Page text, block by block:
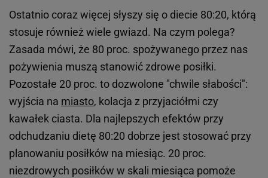
Ostatnio coraz więcej słyszy się o diecie 80:20, którą
stosuje również wiele gwiazd. Na czym polega?
Zasada mówi, że 80 proc. spożywanego przez nas
pożywienia muszą stanowić zdrowe posiłki.
Pozostałe 20 proc. to dozwolone "chwile słabości":
wyjścia na miasto, kolacja z przyjaciółmi czy
kawałek ciasta. Dla najlepszych efektów przy
odchudzaniu dietę 80:20 dobrze jest stosować przy
planowaniu posiłków na miesiąc. 20 proc.
niezdrowych posiłków w skali miesiąca pomoże